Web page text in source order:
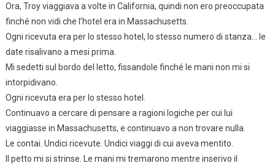
Ora, Troy viaggiava a volte in California, quindi non ero preoccupata
finché non vidi che l’hotel era in Massachusetts.
Ogni ricevuta era per lo stesso hotel, lo stesso numero di stanza… le
date risalivano a mesi prima.
Mi sedetti sul bordo del letto, fissandole finché le mani non mi si
intorpidivano.
Ogni ricevuta era per lo stesso hotel.
Continuavo a cercare di pensare a ragioni logiche per cui lui
viaggiasse in Massachusetts, e continuavo a non trovare nulla.
Le contai. Undici ricevute. Undici viaggi di cui aveva mentito.
Il petto mi si strinse. Le mani mi tremarono mentre inserivo il